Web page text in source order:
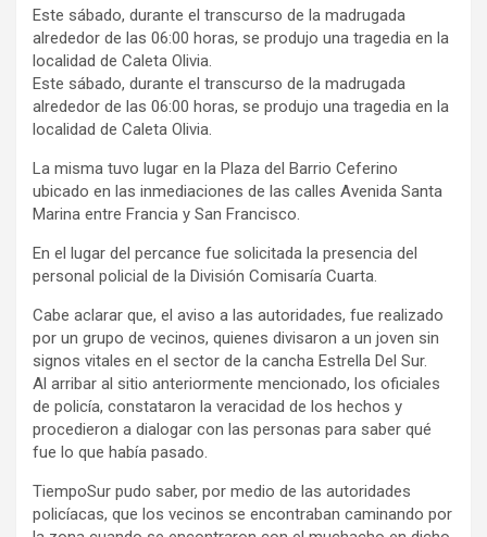
Este sábado, durante el transcurso de la madrugada
alrededor de las 06:00 horas, se produjo una tragedia en la
localidad de Caleta Olivia.
Este sábado, durante el transcurso de la madrugada
alrededor de las 06:00 horas, se produjo una tragedia en la
localidad de Caleta Olivia.
La misma tuvo lugar en la Plaza del Barrio Ceferino
ubicado en las inmediaciones de las calles Avenida Santa
Marina entre Francia y San Francisco.
En el lugar del percance fue solicitada la presencia del
personal policial de la División Comisaría Cuarta.
Cabe aclarar que, el aviso a las autoridades, fue realizado
por un grupo de vecinos, quienes divisaron a un joven sin
signos vitales en el sector de la cancha Estrella Del Sur.
Al arribar al sitio anteriormente mencionado, los oficiales
de policía, constataron la veracidad de los hechos y
procedieron a dialogar con las personas para saber qué
fue lo que había pasado.
TiempoSur pudo saber, por medio de las autoridades
policíacas, que los vecinos se encontraban caminando por